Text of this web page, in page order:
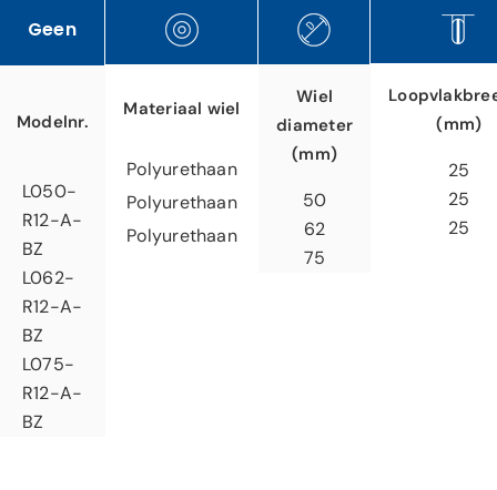
Geen
Modelnr.
L050-
R12-A-
BZ
L062-
R12-A-
BZ
L075-
R12-A-
BZ
Materiaal wiel
Polyurethaan
Polyurethaan
Polyurethaan
Wiel
diameter
(mm)
50
62
75
(mm)
25
25
25